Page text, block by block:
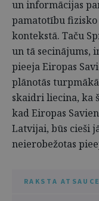
un informācijas
pamatotību
kontekstā. Taču
un tā secinājums,
pieeja Eiropas
plānotās
skaidri liecina, ka
kad Eiropas
Latvijai, būs cieši
neierobežotas
RAKSTA